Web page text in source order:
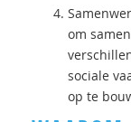
om
sociale
op te